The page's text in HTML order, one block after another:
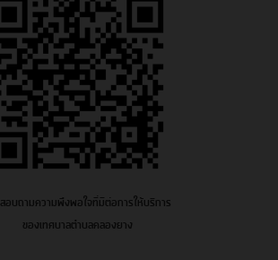
อบถามความพึงพอใจที่มีต่อการให้บริการ
ของเทศบาลตำบลคลองยาง